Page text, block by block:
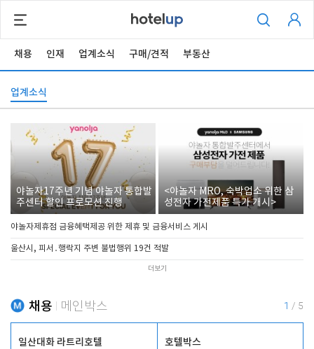
채용 인재 업계소식 구매/견적 부동산
업계소식
야놀자17주년 기념 야놀자 통합발
주센터 할인 프로모션 진행
<야놀자 MRO, 숙박업소 위한 삼
성전자 가전제품 특가 개시>
야놀자제휴점 금융혜택제공 위한 제휴 및 금융서비스 게시
울산시, 피서․행락지 주변 불법행위 19건 적발
더보기
채용 메인박스 1 / 5
일산대화 라트리호텔 호텔박스